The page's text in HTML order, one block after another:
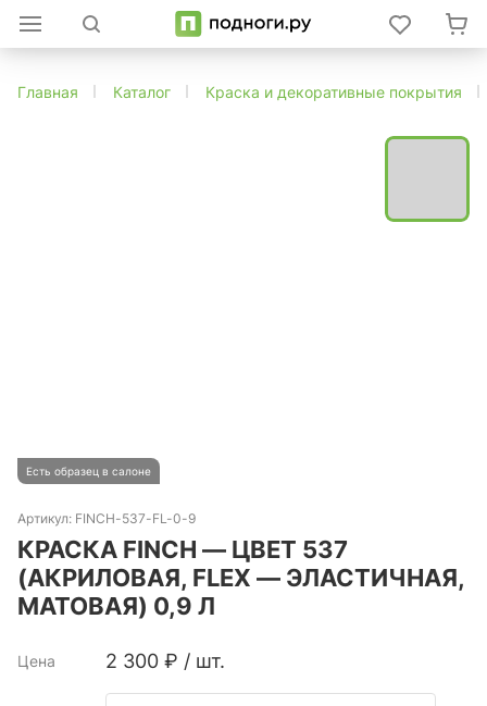
Главная Каталог Краска и декоративные покрытия
Есть образец в салоне
Артикул: FINCH-537-FL-0-9
КРАСКА FINCH — ЦВЕТ 537
(АКРИЛОВАЯ, FLEX — ЭЛАСТИЧНАЯ,
МАТОВАЯ) 0,9 Л
Цена 2 300 ₽ / шт.